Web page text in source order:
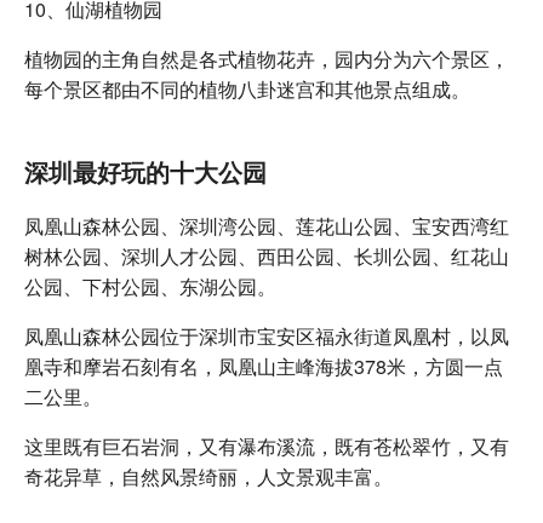
10、仙湖植物园
植物园的主角自然是各式植物花卉，园内分为六个景区，
每个景区都由不同的植物八卦迷宫和其他景点组成。
深圳最好玩的十大公园
凤凰山森林公园、深圳湾公园、莲花山公园、宝安西湾红
树林公园、深圳人才公园、西田公园、长圳公园、红花山
公园、下村公园、东湖公园。
凤凰山森林公园位于深圳市宝安区福永街道凤凰村，以凤
凰寺和摩岩石刻有名，凤凰山主峰海拔378米，方圆一点
二公里。
这里既有巨石岩洞，又有瀑布溪流，既有苍松翠竹，又有
奇花异草，自然风景绮丽，人文景观丰富。